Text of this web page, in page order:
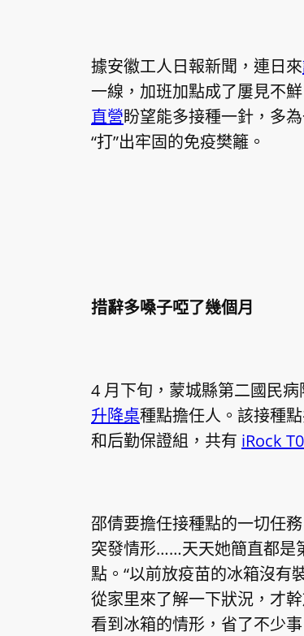
據安徽工人日報新聞，連日來
一線，加班加點成了屢見不
直營盼望能多接種一針，多
“打”出牢固的免疫樊籬。
措辭多嗓子啞了幾個月
4 月下旬，蒙城縣第二國民
升降桌種點擔任人。該接種
和后勤保證組，共有 iRock
邵倩要擔任接種點的一切任
突發情形……天天她簡直都是
點。“以前放疫苗的冰箱沒有
從家里來了解一下狀況，才
看到冰箱的情形，省了不少事